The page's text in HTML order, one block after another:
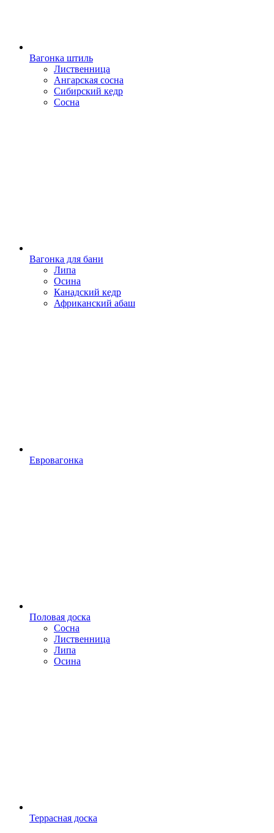
Вагонка штиль
Лиственница
Ангарская сосна
Сибирский кедр
Сосна
Вагонка для бани
Липа
Осина
Канадский кедр
Африканский абаш
Евровагонка
Половая доска
Сосна
Лиственница
Липа
Осина
Террасная доска